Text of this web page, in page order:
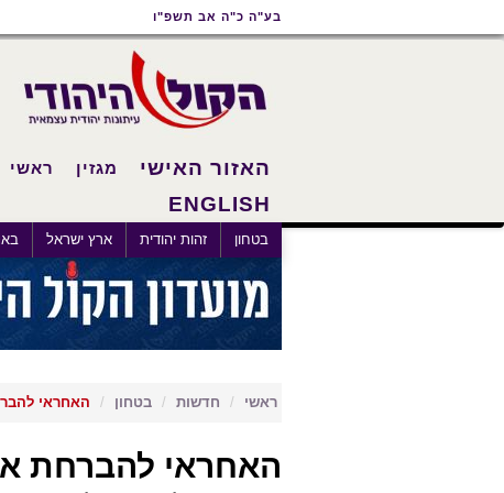
נגישות
ראשי
ראשי
בע"ה כ"ה אב תשפ"ו
האזור האישי מגזין ראשי
בטחון זהות יהודית ארץ ישראל
ENGLISH
ראשי חדשות בטחון האחראי
האחראי להברחת